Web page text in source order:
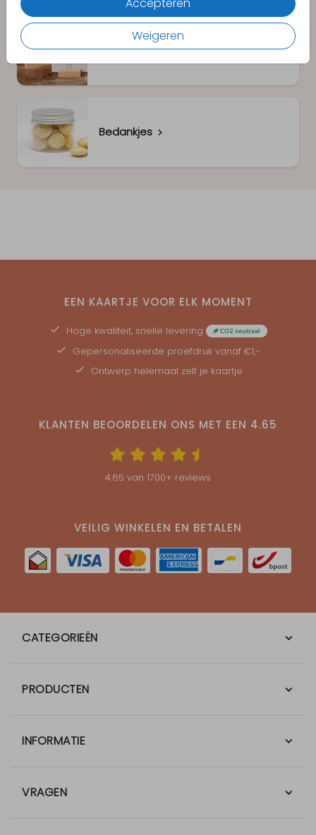
Weigeren
Houten kaarthouder
Bedankjes
EEN KAARTJE VOOR ELK MOMENT
Hoge kwaliteit, snelle levering
Gepersonaliseerde proefdruk vanaf €1,-
Ontwerp helemaal zelf je kaartje
KLANTEN BEOORDELEN ONS MET EEN 4.65
4.65 van 1700+ reviews
VEILIG WINKELEN EN BETALEN
CATEGORIEËN
PRODUCTEN
INFORMATIE
VRAGEN